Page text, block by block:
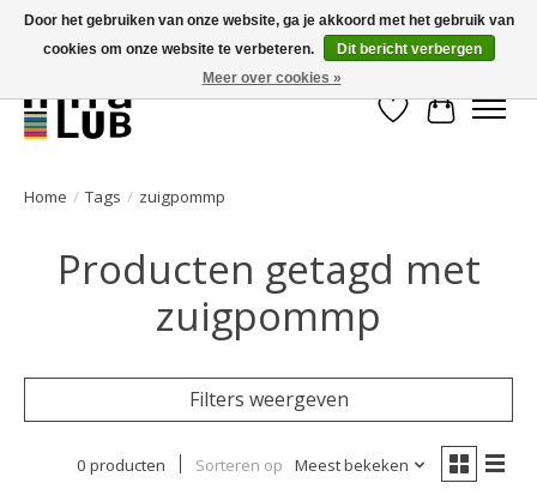
Minder stilstand, meer rendement!
Verlanglijst
Home / Tags / zuigpommp
Producten getagd met
zuigpommp
Filters weergeven
0 producten Sorteren op Meest bekeken
Door het gebruiken van onze website, ga je akkoord met het gebruik van
cookies om onze website te verbeteren.
Dit bericht verbergen
Meer over cookies »